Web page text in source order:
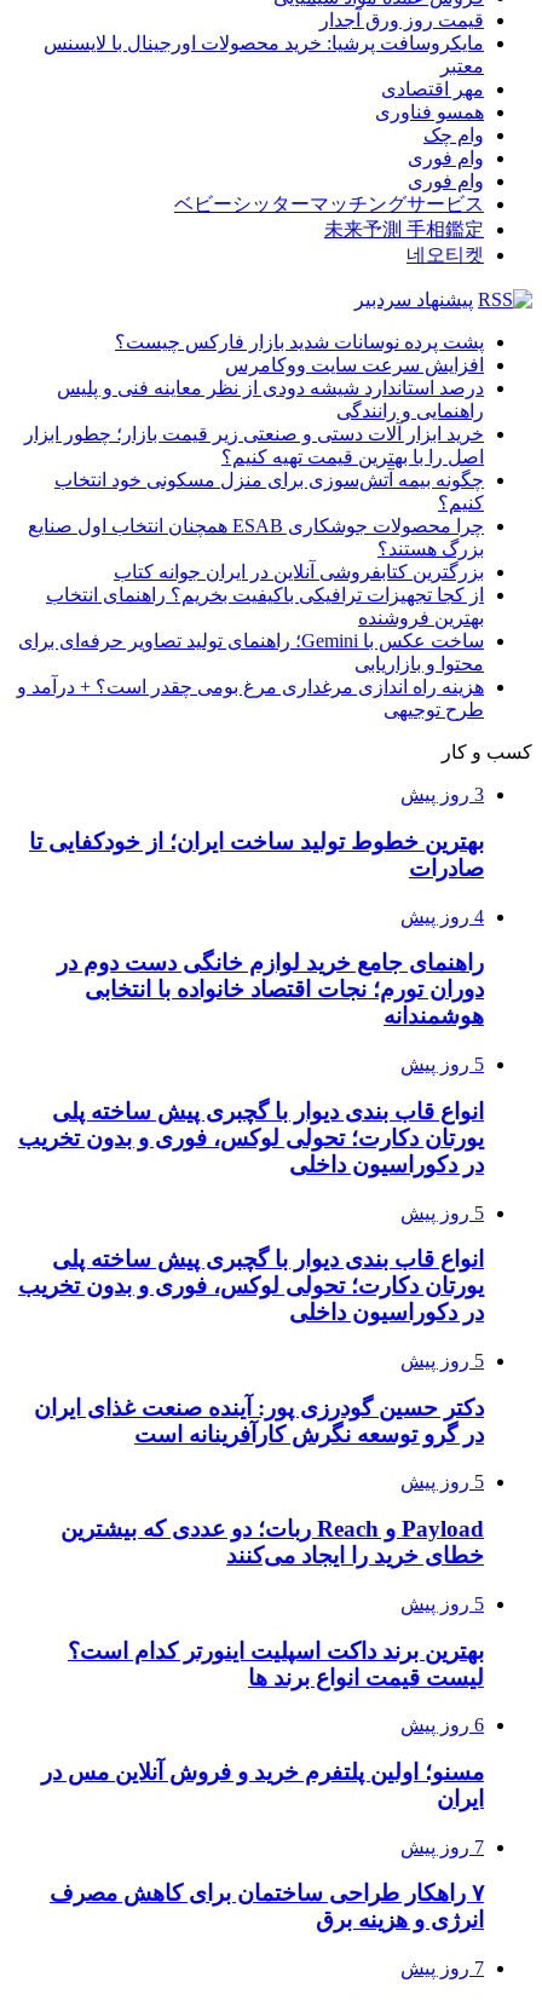
قیمت روز ورق آجدار
مایکروسافت پرشیا: خرید محصولات اورجینال با لایسنس
معتبر
مهر اقتصادی
همسو فناوری
وام چک
وام فوری
وام فوری
ベビーシッターマッチングサービス
未来予測 手相鑑定
네오티켓
پیشنهاد سردبیر
پشت پرده نوسانات شدید بازار فارکس چیست؟
افزایش سرعت سایت ووکامرس
درصد استاندارد شیشه دودی از نظر معاینه فنی و پلیس
راهنمایی و رانندگی
خرید ابزار آلات دستی و صنعتی زیر قیمت بازار؛ چطور ابزار
اصل را با بهترین قیمت تهیه کنیم؟
چگونه بیمه آتش‌سوزی برای منزل مسکونی خود انتخاب
کنیم؟
چرا محصولات جوشکاری ESAB همچنان انتخاب اول صنایع
بزرگ هستند؟
بزرگترین کتابفروشی آنلاین در ایران جوانه کتاب
از کجا تجهیزات ترافیکی باکیفیت بخریم؟ راهنمای انتخاب
بهترین فروشنده
ساخت عکس با Gemini؛ راهنمای تولید تصاویر حرفه‌ای برای
محتوا و بازاریابی
هزینه راه اندازی مرغداری مرغ بومی چقدر است؟ + درآمد و
طرح توجیهی
کسب و کار
3 روز پیش
بهترین خطوط تولید ساخت ایران؛ از خودکفایی تا
صادرات
4 روز پیش
راهنمای جامع خرید لوازم خانگی دست دوم در
دوران تورم؛ نجات اقتصاد خانواده با انتخابی
هوشمندانه
5 روز پیش
انواع قاب بندی دیوار با گچبری پیش ساخته پلی
یورتان دکارت؛ تحولی لوکس، فوری و بدون تخریب
در دکوراسیون داخلی
5 روز پیش
انواع قاب بندی دیوار با گچبری پیش ساخته پلی
یورتان دکارت؛ تحولی لوکس، فوری و بدون تخریب
در دکوراسیون داخلی
5 روز پیش
دکتر حسین گودرزی پور: آینده صنعت غذای ایران
در گرو توسعه نگرش کارآفرینانه است
5 روز پیش
Payload و Reach ربات؛ دو عددی که بیشترین
خطای خرید را ایجاد می‌کنند
5 روز پیش
بهترین برند داکت اسپلیت اینورتر کدام است؟
لیست قیمت انواع برند ها
6 روز پیش
مسنو؛ اولین پلتفرم خرید و فروش آنلاین مس در
ایران
7 روز پیش
۷ راهکار طراحی ساختمان برای کاهش مصرف
انرژی و هزینه برق
7 روز پیش